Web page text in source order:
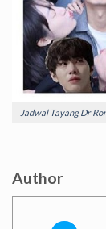
Jadwal Tayang Dr
Author